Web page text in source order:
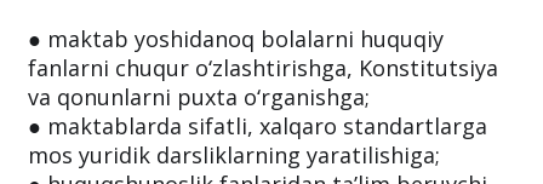
● maktab yoshidanoq bolalarni huquqiy
fanlarni chuqur o‘zlashtirishga, Konstitutsiya
va qonunlarni puxta o‘rganishga;
● maktablarda sifatli, xalqaro standartlarga
mos yuridik darsliklarning yaratilishiga;